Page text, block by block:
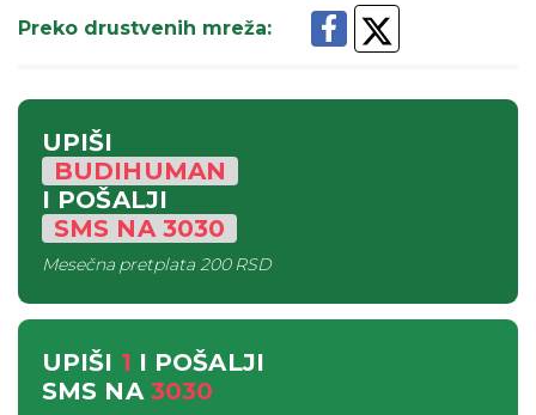
Preko drustvenih mreža:
UPIŠI
BUDIHUMAN
I POŠALJI
SMS NA3030
Mesečna pretplata200 RSD
UPIŠI 1 I POŠALJI
SMS NA 3030